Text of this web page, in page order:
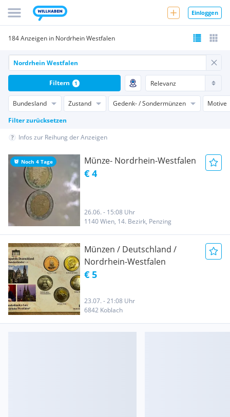
Einloggen
184 Anzeigen in Nordrhein Westfalen
Bundesland Zustand Gedenk- / Sondermünzen
Motive
Filter zurücksetzen
Filtern 1
Infos zur Reihung der Anzeigen
Noch 4 Tage Münze- Nordrhein-Westfalen
€ 4
26.06. - 15:08 Uhr
1140 Wien, 14. Bezirk, Penzing
Münzen / Deutschland /
Nordrhein-Westfalen
€ 5
23.07. - 21:08 Uhr
6842 Koblach